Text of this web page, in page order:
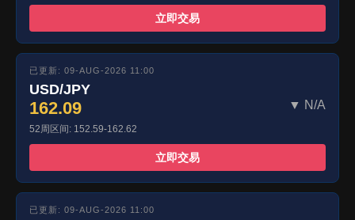
立即交易
已更新: 09-AUG-2026 11:00
USD/JPY
162.09 ▼ N/A
52周区间: 152.59-162.62
立即交易
已更新: 09-AUG-2026 11:00